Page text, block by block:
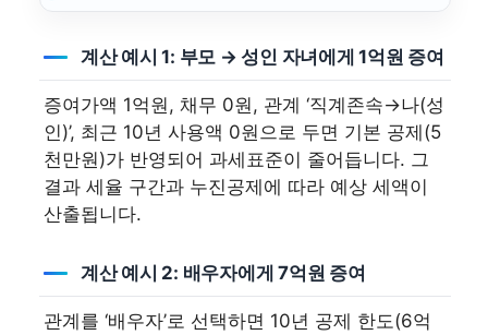
계산 예시 1: 부모 → 성인 자녀에게 1억원 증여
증여가액 1억원, 채무 0원, 관계 ‘직계존속→나(성
인)’, 최근 10년 사용액 0원으로 두면 기본 공제(5
천만원)가 반영되어 과세표준이 줄어듭니다. 그
결과 세율 구간과 누진공제에 따라 예상 세액이
산출됩니다.
계산 예시 2: 배우자에게 7억원 증여
관계를 ‘배우자’로 선택하면 10년 공제 한도(6억